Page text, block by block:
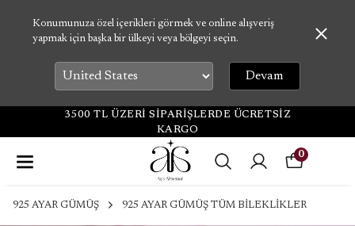
Konumunuza özel içerikleri görmek ve online alışveriş
yapmak için başka bir ülkeyi veya bölgeyi seçin.
Devam
3500 TL ÜZERİ SİPARİŞLERDE ÜCRETSİZ
KARGO
0
925 AYAR GÜMÜŞ 925 AYAR GÜMÜŞ TÜM BİLEKLİKLER